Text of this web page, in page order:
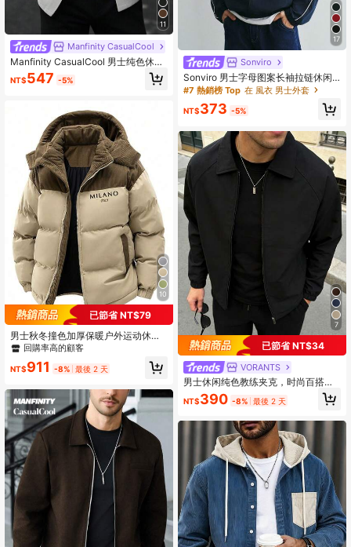
11
Manfinity CasualCool
Manfinity CasualCool 男士纯色休闲
长袖外套，适合秋冬季节穿着，灰色
纽扣大衣
NT$547 -5%
10
已節省 NT$79
男士秋冬撞色加厚保暖户外运动休闲
连帽羽绒服
回購率高的顧客
NT$911 -8% 最後 2 天
17
Sonviro
Sonviro 男士字母图案长袖拉链休闲
运动夹克，秋季户外风衣
#7 熱銷榜 Top 在 風衣 男士外套
NT$373 -5%
7
已節省 NT$34
VORANTS
男士休闲纯色教练夹克，时尚百搭翻
领轻便外套，适合秋季穿着
NT$390 -8% 最後 2 天